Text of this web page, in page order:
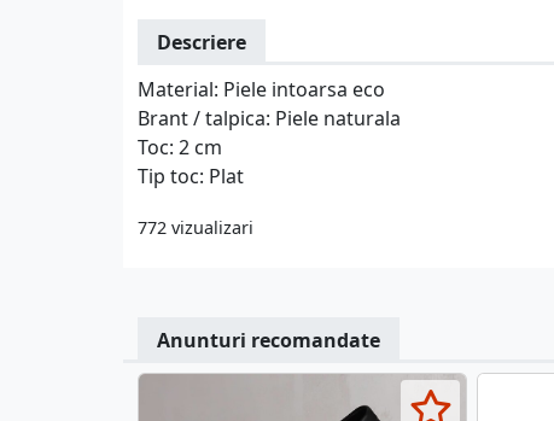
Descriere
Material: Piele intoarsa eco
Brant / talpica: Piele naturala
Toc: 2 cm
Tip toc: Plat
772 vizualizari
Anunturi recomandate